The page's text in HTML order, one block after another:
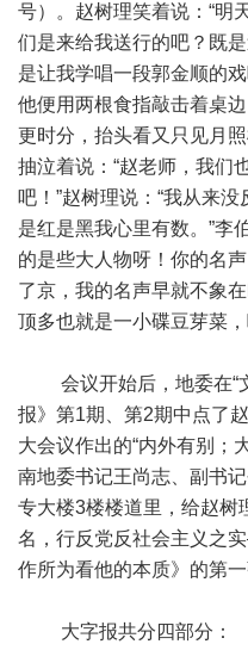
号）。赵树理笑着说：“明
们是来给我送行的吧？既
是让我学唱一段郭金顺的
他便用两根食指敲击着桌
更时分，抬头看又只见月
抽泣着说：“赵老师，我们
吧！”赵树理说：“我从来
是红是黑我心里有数。”李
的是些大人物呀！你的名
了京，我的名声早就不象
顶多也就是一小碟豆芽菜
会议开始后，地委在“文
报》第1期、第2期中点了
大会议作出的“内外有别；
南地委书记王尚志、副书
专大楼3楼楼道里，给赵树
名，行反党反社会主义之
作所为看他的本质》的第
大字报共分四部分：